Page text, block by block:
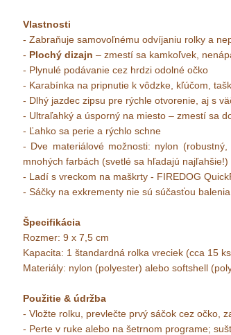
Vlastnosti
- Zabraňuje samovoľnému odvíjaniu rolky a
- Plochý dizajn – zmestí sa kamkoľvek,
- Plynulé podávanie cez hrdzi odolné očko
- Karabínka na pripnutie k vôdzke, kľúčom,
- Dlhý jazdec zipsu pre rýchle otvorenie, aj s
- Ultraľahký a úsporný na miesto – zmestí sa
- Ľahko sa perie a rýchlo schne
- Dve materiálové možnosti: nylon
mnohých farbách (svetlé sa hľadajú najľahšie!)
- Ladí s vreckom na maškrty - FIREDOG
- Sáčky na exkrementy nie sú súčasťou balenia
Špecifikácia
Rozmer: 9 x 7,5 cm
Kapacita: 1 štandardná rolka vreciek (cca 15
Materiály: nylon (polyester) alebo softshell
Použitie & údržba
- Vložte rolku, prevlečte prvý sáčok cez očko,
- Perte v ruke alebo na šetrnom programe;